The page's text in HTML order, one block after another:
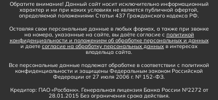
Обратите внимание! Данный сайт носит исключительно информационный
характер и ни при каких условиях не является публичной офертой,
определяемой положениями Статьи 437 Гражданского кодекса РФ.
Оставляя свои персональные данные в любых формах, а также при звонке
на номера, указанные на сайте, вы даёте согласие с политикой
конфиденциальности и положением об обработке персональных и данных
и даете согласие на обработку персональных данных в интересах
владельца сайта.
Все персональные данные подлежат обработке в соответствии с политикой
конфиденциальности и защищены Федеральным законом Российской
Федерации от 27 июля 2006 г. № 152-ФЗ.
Кредитор: ПАО «Росбанк». Генеральная лицензия Банка России №2272 от
28.01.2015 Без ограничения срока действия.